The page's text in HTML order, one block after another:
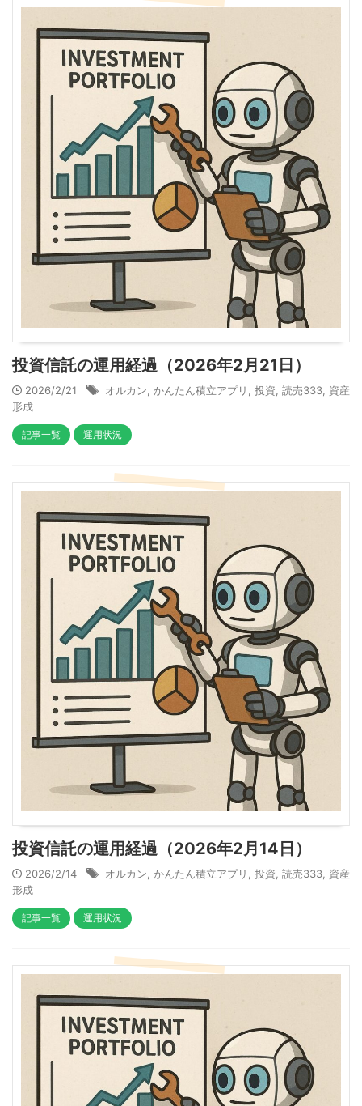
投資信託の運用経過（2026年2月21日）
2026/2/21 オルカン かんたん積立アプリ 投資 読売333 資産
形成
記事一覧 運用状況
投資信託の運用経過（2026年2月14日）
2026/2/14 オルカン かんたん積立アプリ 投資 読売333 資産
形成
記事一覧 運用状況